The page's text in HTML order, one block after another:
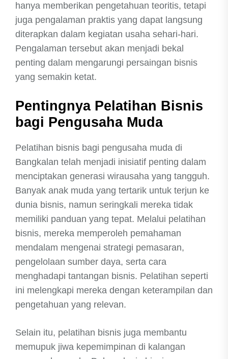
hanya memberikan pengetahuan teoritis, tetapi
juga pengalaman praktis yang dapat langsung
diterapkan dalam kegiatan usaha sehari-hari.
Pengalaman tersebut akan menjadi bekal
penting dalam mengarungi persaingan bisnis
yang semakin ketat.
Pentingnya Pelatihan Bisnis
bagi Pengusaha Muda
Pelatihan bisnis bagi pengusaha muda di
Bangkalan telah menjadi inisiatif penting dalam
menciptakan generasi wirausaha yang tangguh.
Banyak anak muda yang tertarik untuk terjun ke
dunia bisnis, namun seringkali mereka tidak
memiliki panduan yang tepat. Melalui pelatihan
bisnis, mereka memperoleh pemahaman
mendalam mengenai strategi pemasaran,
pengelolaan sumber daya, serta cara
menghadapi tantangan bisnis. Pelatihan seperti
ini melengkapi mereka dengan keterampilan dan
pengetahuan yang relevan.
Selain itu, pelatihan bisnis juga membantu
memupuk jiwa kepemimpinan di kalangan